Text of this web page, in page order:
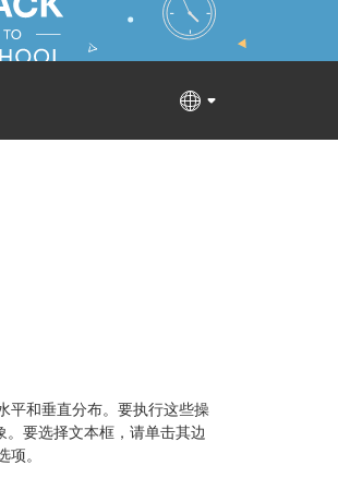
平和垂直分布。要执行这些操
要选择文本框，请单击其边
。